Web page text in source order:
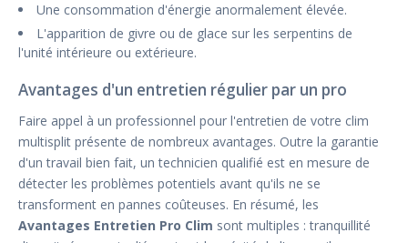
Une consommation d'énergie anormalement élevée.
L'apparition de givre ou de glace sur les serpentins de
l'unité intérieure ou extérieure.
Avantages d'un entretien régulier par un pro
Faire appel à un professionnel pour l'entretien de votre clim
multisplit présente de nombreux avantages. Outre la garantie
d'un travail bien fait, un technicien qualifié est en mesure de
détecter les problèmes potentiels avant qu'ils ne se
transforment en pannes coûteuses. En résumé, les
Avantages Entretien Pro Clim sont multiples : tranquillité